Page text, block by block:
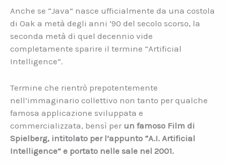
Anche se “Java” nasce ufficialmente da una costola
di Oak a metà degli anni ’90 del secolo scorso, la
seconda metà di quel decennio vide
completamente sparire il termine “Artificial
Intelligence”.
Termine che rientrò prepotentemente
nell’immaginario collettivo non tanto per qualche
famosa applicazione sviluppata e
commercializzata, bensì per un famoso Film di
Spielberg, intitolato per l’appunto “A.I. Artificial
Intelligence” e portato nelle sale nel 2001.